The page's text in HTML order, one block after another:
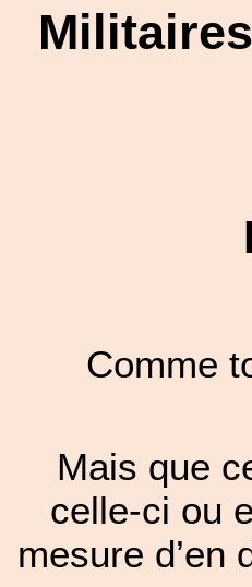
Comme
Mais que
celle-ci ou
mesure d’en